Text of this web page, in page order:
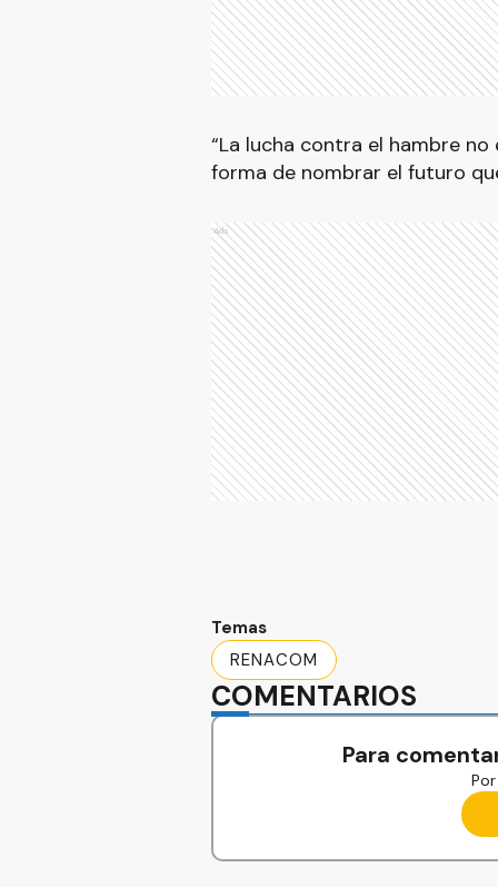
“La lucha contra el hambre
forma de nombrar el futuro
Ads
Temas
RENACOM
COMENTARIOS
Para